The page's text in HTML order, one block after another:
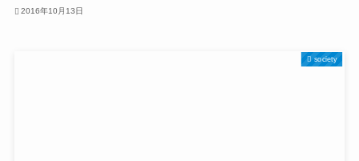
2016年10月13日
society